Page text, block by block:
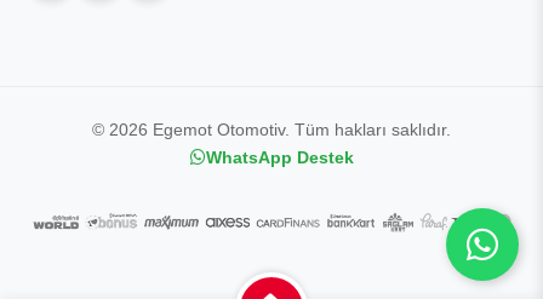
© 2026 Egemot Otomotiv. Tüm hakları saklıdır.
WhatsApp Destek